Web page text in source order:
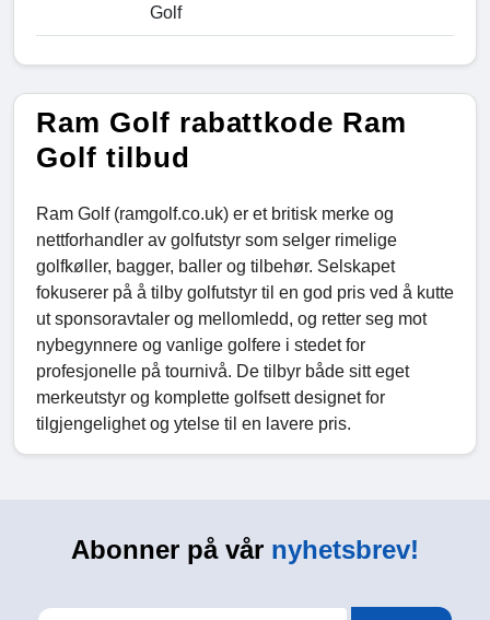
Golf
Ram Golf rabattkode Ram
Golf tilbud
Ram Golf (ramgolf.co.uk) er et britisk merke og
nettforhandler av golfutstyr som selger rimelige
golfkøller, bagger, baller og tilbehør. Selskapet
fokuserer på å tilby golfutstyr til en god pris ved å kutte
ut sponsoravtaler og mellomledd, og retter seg mot
nybegynnere og vanlige golfere i stedet for
profesjonelle på tournivå. De tilbyr både sitt eget
merkeutstyr og komplette golfsett designet for
tilgjengelighet og ytelse til en lavere pris.
Abonner på vår nyhetsbrev!